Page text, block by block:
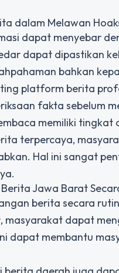
dalam Melawan
dapat menyebar
dapat dipastikan
bahkan
platform berita
fakta sebelum
memiliki tingkat
terpercaya,
Hal ini sangat
Jawa Barat
berita secara
, masyarakat dapat
dapat membantu